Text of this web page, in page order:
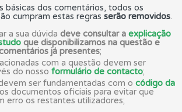
básicas dos comentários, todos os
cumpram estas regras serão removidos.
a sua dúvida deve consultar a explicação
que disponibilizamos na questão e
já presentes;
com a questão devem ser
do nosso formulário de contacto;
ser fundamentadas com o código da
documentos oficiais para evitar que
erro os restantes utilizadores;